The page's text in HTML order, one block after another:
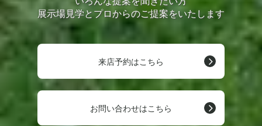
展示場見学とプロからのご提案をいたします
来店予約はこちら
お問い合わせはこちら